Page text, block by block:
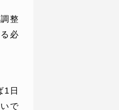
整
必
1日
で